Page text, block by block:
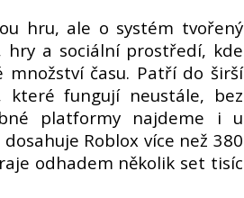
hru, ale o systém tvořený
hry a sociální prostředí, kde
množství času. Patří do širší
které fungují neustále, bez
platformy najdeme i u
Roblox více než 380
odhadem několik set tisíc